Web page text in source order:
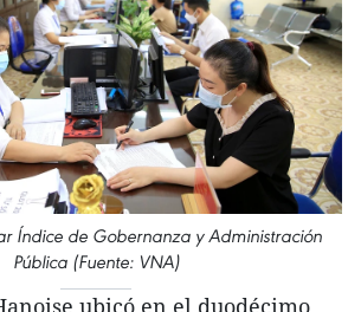
Índice de Gobernanza y Administración
Pública (Fuente: VNA)
ubicó en el duodécimo